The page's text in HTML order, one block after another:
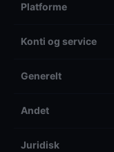
Platforme
Konti og service
Generelt
Andet
Juridisk